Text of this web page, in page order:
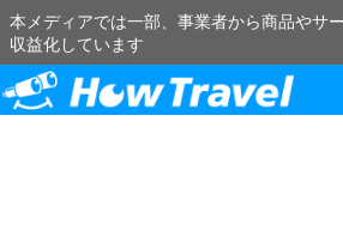
本メディアでは一部、事業者から商品やサ
収益化しています